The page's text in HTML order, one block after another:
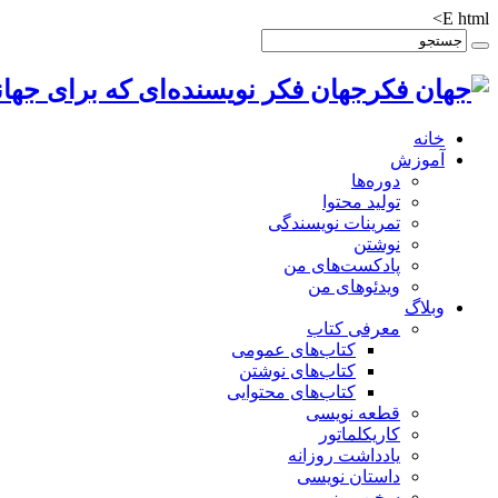
E html>
جهان فکر نویسنده‌ای که برای
خانه
آموزش
دوره‌ها
تولید محتوا
تمرینات نویسندگی
نوشتن
پادکست‌های من
ویدئوهای من
وبلاگ
معرفی کتاب
کتاب‌های عمومی
کتاب‌های نوشتن
کتاب‌های محتوایی
قطعه نویسی
کاریکلماتور
یادداشت روزانه
داستان نویسی